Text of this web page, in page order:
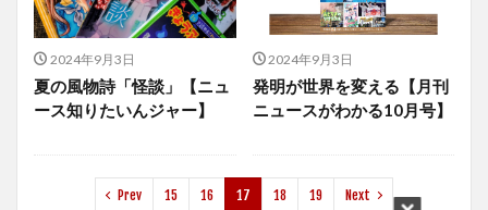
2024年9月3日
夏の風物詩「怪談」【ニュ
ース知りたいんジャー】
2024年9月3日
発明が世界を変える【月刊
ニュースがわかる10月号】
Prev 15 16 17 18 19 Next